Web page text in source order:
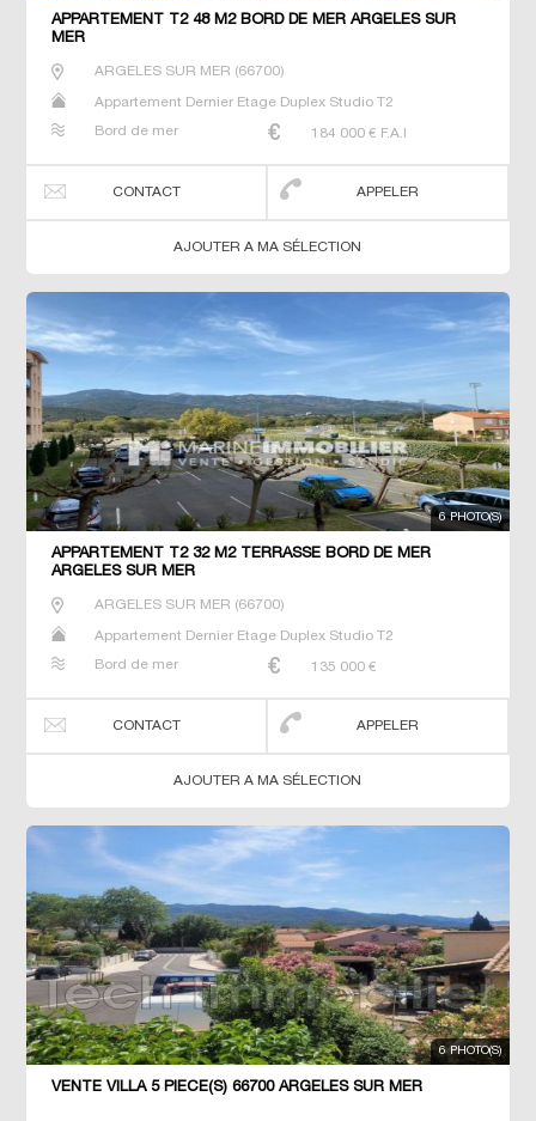
APPARTEMENT T2 48 M2 BORD DE MER ARGELES SUR
MER
ARGELES SUR MER (66700)
Appartement Dernier Etage Duplex Studio T2
Bord de mer 184 000 € F.A.I
CONTACT APPELER
AJOUTER A MA SÉLECTION
6 PHOTO(S)
APPARTEMENT T2 32 M2 TERRASSE BORD DE MER
ARGELES SUR MER
ARGELES SUR MER (66700)
Appartement Dernier Etage Duplex Studio T2
Bord de mer 135 000 €
CONTACT APPELER
AJOUTER A MA SÉLECTION
6 PHOTO(S)
VENTE VILLA 5 PIÈCE(S) 66700 ARGELES SUR MER